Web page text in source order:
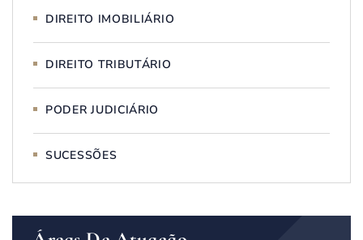
DIREITO IMOBILIÁRIO
DIREITO TRIBUTÁRIO
PODER JUDICIÁRIO
SUCESSÕES